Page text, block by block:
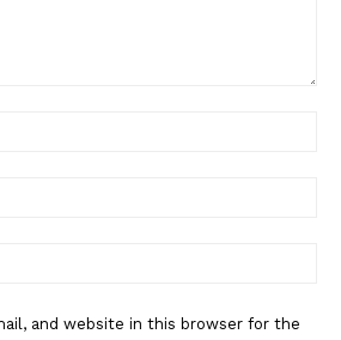
and website in this browser for the